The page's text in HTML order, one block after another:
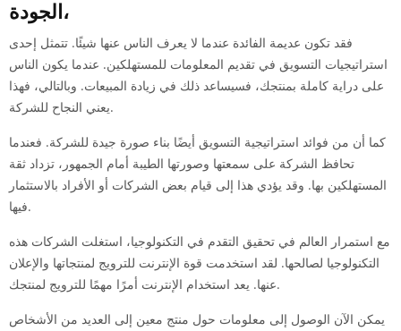
الجودة،
فقد تكون عديمة الفائدة عندما لا يعرف الناس عنها شيئًا. تتمثل إحدى
استراتيجيات التسويق في تقديم المعلومات للمستهلكين. عندما يكون الناس
على دراية كاملة بمنتجك، فسيساعد ذلك في زيادة المبيعات. وبالتالي، فهذا
يعني النجاح للشركة.
كما أن من فوائد استراتيجية التسويق أيضًا بناء صورة جيدة للشركة. فعندما
تحافظ الشركة على سمعتها وصورتها الطيبة أمام الجمهور، تزداد ثقة
المستهلكين بها. وقد يؤدي هذا إلى قيام بعض الشركات أو الأفراد بالاستثمار
فيها.
مع استمرار العالم في تحقيق التقدم في التكنولوجيا، استغلت الشركات هذه
التكنولوجيا لصالحها. لقد استخدمت قوة الإنترنت للترويج لمنتجاتها والإعلان
عنها. يعد استخدام الإنترنت أمرًا مهمًا للترويج لمنتجك.
يمكن الآن الوصول إلى معلومات حول منتج معين إلى العديد من الأشخاص